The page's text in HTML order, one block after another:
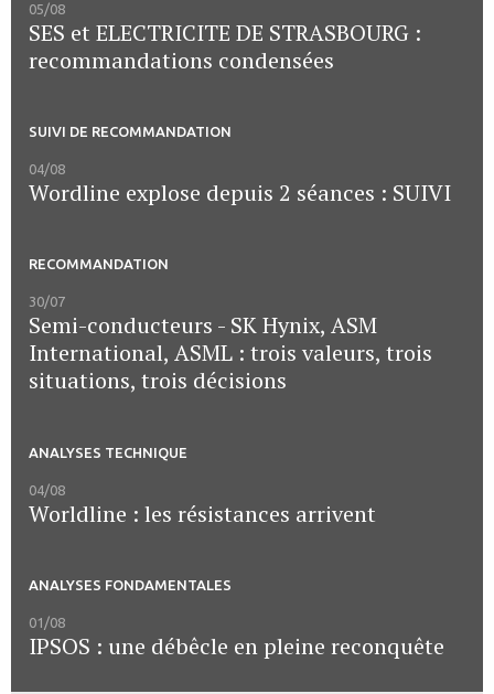
05/08
SES et ELECTRICITE DE STRASBOURG :
recommandations condensées
SUIVI DE RECOMMANDATION
04/08
Wordline explose depuis 2 séances : SUIVI
RECOMMANDATION
30/07
Semi-conducteurs - SK Hynix, ASM
International, ASML : trois valeurs, trois
situations, trois décisions
ANALYSES TECHNIQUE
04/08
Worldline : les résistances arrivent
ANALYSES FONDAMENTALES
01/08
IPSOS : une débêcle en pleine reconquête